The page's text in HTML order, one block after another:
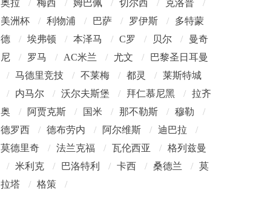
奥拉
/ 梅西 / 姆巴佩 / 切尔西 / 克洛普
/
美洲杯
/ 利物浦 / 巴萨 / 罗伊斯 /
多特蒙
德
/ 埃弗顿 / 本泽马 / C罗 / 贝尔 /
曼奇
尼
/ 罗马 / AC米兰 / 尤文 /
巴黎圣日耳曼
/ 马德里竞技 / 不莱梅 / 都灵 / 莱斯特城
/
内马尔 / 沃尔夫斯堡 / 拜仁慕尼黑 / 拉齐
奥
/ 阿贾克斯 / 国米 / 那不勒斯 / 穆勒
/
德罗西
/ 德布劳内 / 阿尔维斯 / 迪巴拉
/
莫德里奇
/ 法兰克福 / 瓦伦西亚 / 格列兹曼
/ 米利克 / 巴洛特利 / 卡西 / 桑德兰 / 莫
拉塔
/ 格策 /